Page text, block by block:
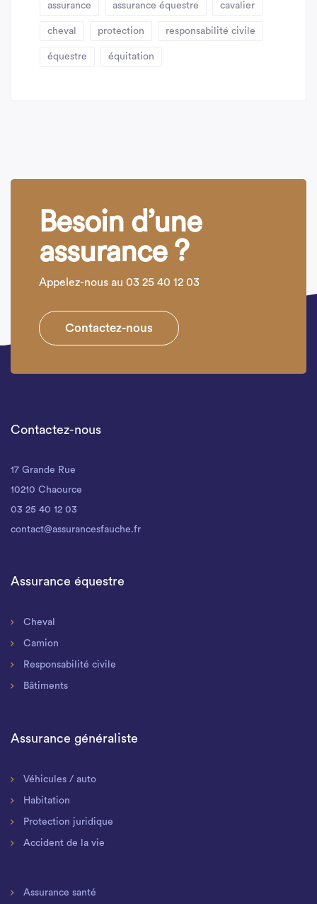
assurance assurance équestre cavalier
cheval protection responsabilité civile
équestre équitation
Besoin d’une
assurance ?
Appelez-nous au 03 25 40 12 03
Contactez-nous
Contactez-nous
17 Grande Rue
10210 Chaource
03 25 40 12 03
contact@assurancesfauche.fr
Assurance équestre
Cheval
Camion
Responsabilité civile
Bâtiments
Assurance généraliste
Véhicules / auto
Habitation
Protection juridique
Accident de la vie
Assurance santé